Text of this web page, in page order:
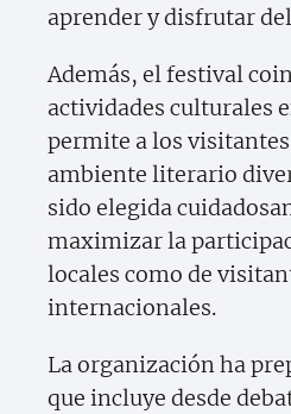
aprender y disfrutar
Además, el festival
actividades culturales
permite a los
ambiente literario
sido elegida
maximizar la
locales como de
internacionales.
La organización ha
que incluye desde